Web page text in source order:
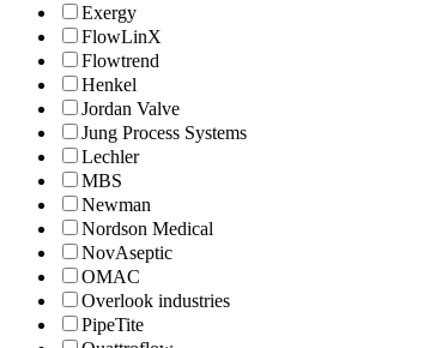
Exergy
FlowLinX
Flowtrend
Henkel
Jordan Valve
Jung Process Systems
Lechler
MBS
Newman
Nordson Medical
NovAseptic
OMAC
Overlook industries
PipeTite